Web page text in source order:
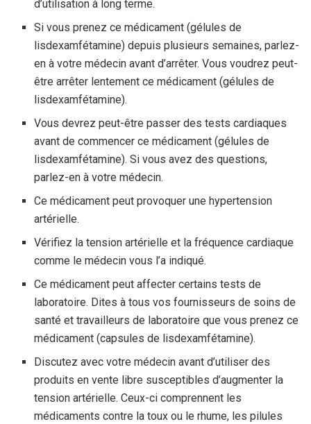
d’utilisation à long terme.
Si vous prenez ce médicament (gélules de
lisdexamfétamine) depuis plusieurs semaines, parlez-
en à votre médecin avant d’arrêter. Vous voudrez peut-
être arrêter lentement ce médicament (gélules de
lisdexamfétamine).
Vous devrez peut-être passer des tests cardiaques
avant de commencer ce médicament (gélules de
lisdexamfétamine). Si vous avez des questions,
parlez-en à votre médecin.
Ce médicament peut provoquer une hypertension
artérielle.
Vérifiez la tension artérielle et la fréquence cardiaque
comme le médecin vous l’a indiqué.
Ce médicament peut affecter certains tests de
laboratoire. Dites à tous vos fournisseurs de soins de
santé et travailleurs de laboratoire que vous prenez ce
médicament (capsules de lisdexamfétamine).
Discutez avec votre médecin avant d’utiliser des
produits en vente libre susceptibles d’augmenter la
tension artérielle. Ceux-ci comprennent les
médicaments contre la toux ou le rhume, les pilules